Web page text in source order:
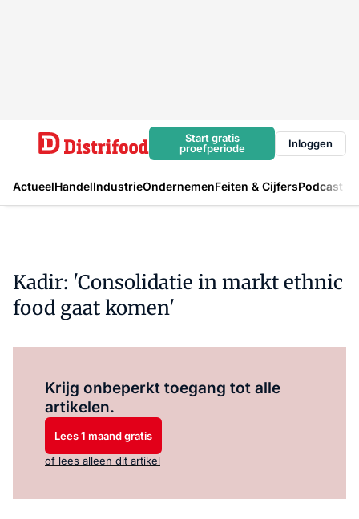
Start gratis
proefperiode
Inloggen
ActueelHandelIndustrieOndernemenFeiten & CijfersPodcast
Kadir: 'Consolidatie in markt ethnic
food gaat komen'
Krijg onbeperkt toegang tot alle
artikelen.
Lees 1 maand gratis
of lees alleen dit artikel